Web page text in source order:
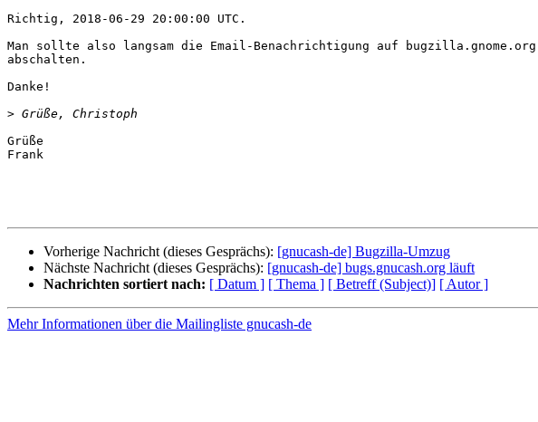
Richtig, 2018-06-29 20:00:00 UTC.
Man sollte also langsam die Email-Benachrichtigung auf bugzilla.gnome.org
abschalten.
Danke!
>
Grüße
Frank
Vorherige Nachricht (dieses Gesprächs): [gnucash-de] Bugzilla-Umzug
Nächste Nachricht (dieses Gesprächs): [gnucash-de] bugs.gnucash.org läuft
Nachrichten sortiert nach: [ Datum ] [ Thema ] [ Betreff (Subject)] [ Autor ]
Mehr Informationen über die Mailingliste gnucash-de